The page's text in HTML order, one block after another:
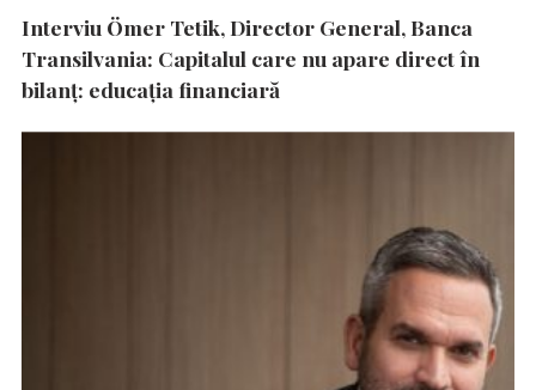
Interviu Ömer Tetik, Director General, Banca
Transilvania: Capitalul care nu apare direct în
bilanț: educația financiară